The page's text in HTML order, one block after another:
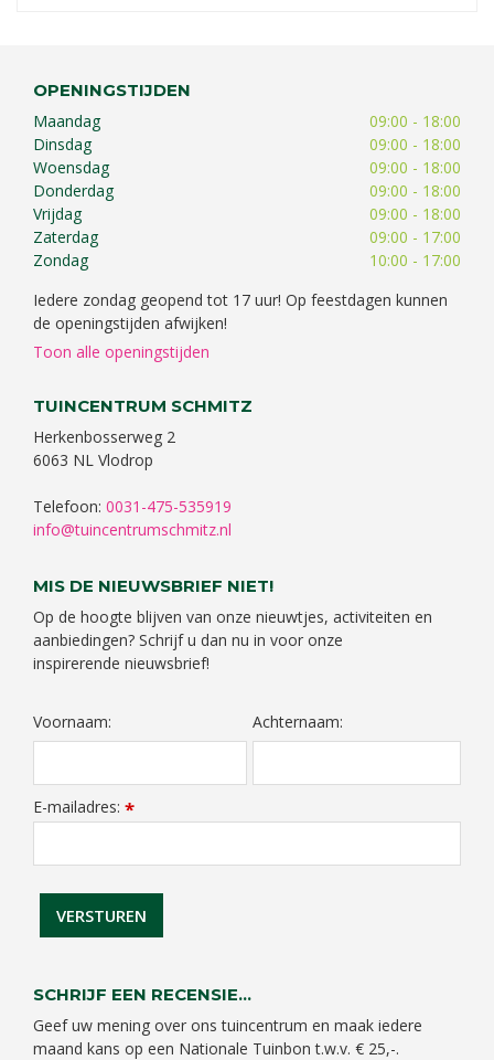
OPENINGSTIJDEN
Maandag
09:00 - 18:00
Dinsdag
09:00 - 18:00
Woensdag
09:00 - 18:00
Donderdag
09:00 - 18:00
Vrijdag
09:00 - 18:00
Zaterdag
09:00 - 17:00
Zondag
10:00 - 17:00
Iedere zondag geopend tot 17 uur! Op feestdagen kunnen
de openingstijden afwijken!
Toon alle openingstijden
TUINCENTRUM SCHMITZ
Herkenbosserweg 2
6063 NL Vlodrop
Telefoon: 0031-475-535919
info@tuincentrumschmitz.nl
MIS DE NIEUWSBRIEF NIET!
Op de hoogte blijven van onze nieuwtjes, activiteiten en
aanbiedingen? Schrijf u dan nu in voor onze
inspirerende nieuwsbrief!
Voornaam: Achternaam:
E-mailadres: *
SCHRIJF EEN RECENSIE...
Geef uw mening over ons tuincentrum en maak iedere
maand kans op een Nationale Tuinbon t.w.v. € 25,-.